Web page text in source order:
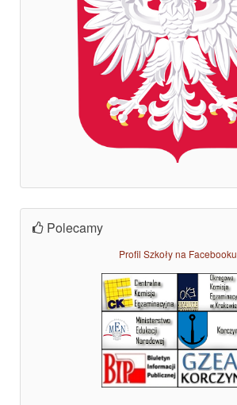
Polecamy
Profil Szkoły na Facebooku